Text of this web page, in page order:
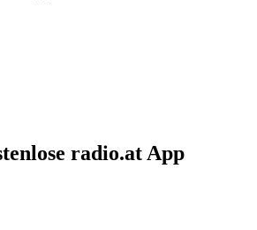
radio.at App